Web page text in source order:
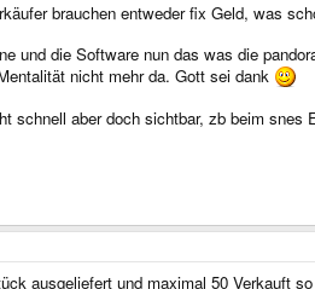
brauchen entweder fix Geld, was
und die Software nun das was die
nicht mehr da. Gott sei dank
schnell aber doch sichtbar, zb beim snes
ausgeliefert und maximal 50 Verkauft